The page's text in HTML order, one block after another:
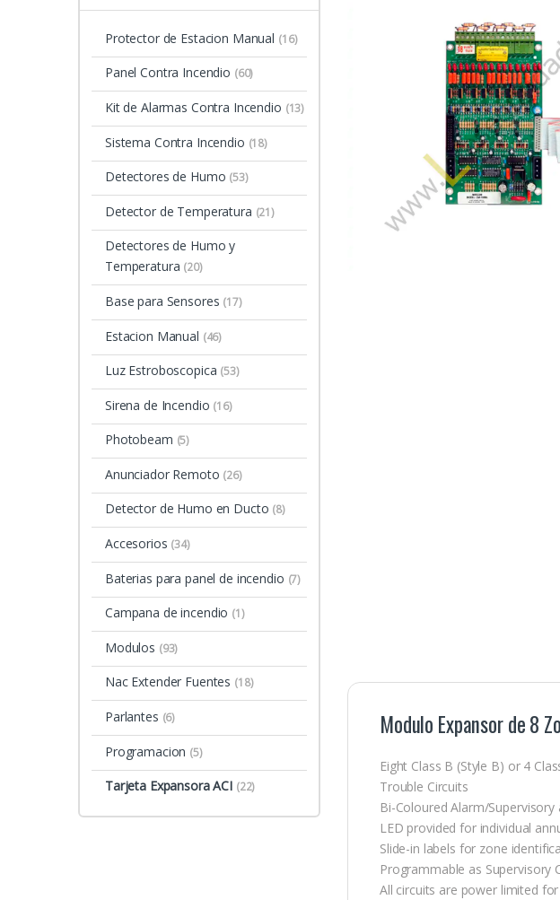
Modulo Expansor de 8
Eight Class B (Style B) or 4
Trouble Circuits
Bi-Coloured Alarm/Supervisory
LED provided for individual
Slide-in labels for zone
Programmable as Supervisory
All circuits are power limited
Protector de Estacion Manual (16)
Panel Contra Incendio (60)
Kit de Alarmas Contra Incendio (13)
Sistema Contra Incendio (18)
Detectores de Humo (53)
Detector de Temperatura (21)
Detectores de Humo y
Temperatura (20)
Base para Sensores (17)
Estacion Manual (46)
Luz Estroboscopica (53)
Sirena de Incendio (16)
Photobeam (5)
Anunciador Remoto (26)
Detector de Humo en Ducto (8)
Accesorios (34)
Baterias para panel de incendio (7)
Campana de incendio (1)
Modulos (93)
Nac Extender Fuentes (18)
Parlantes (6)
Programacion (5)
Tarjeta Expansora ACI (22)